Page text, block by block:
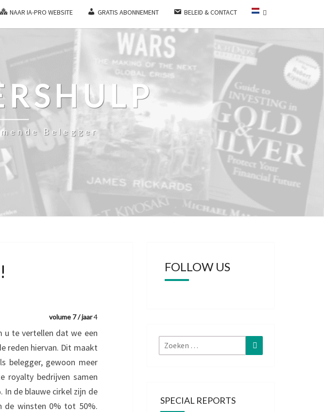
NAAR IA-PRO WEBSITE GRATIS ABONNEMENT BELEID & CONTACT
Belegger
volume 7 / jaar4
u te vertellen dat we een
reden hiervan. Dit maakt
belegger, gewoon meer
bedrijven samen
de blauwe cirkel zijn de
de winsten 0% tot 50%.
FOLLOW US
Zoeken
naar:
Zoeken
SPECIAL REPORTS